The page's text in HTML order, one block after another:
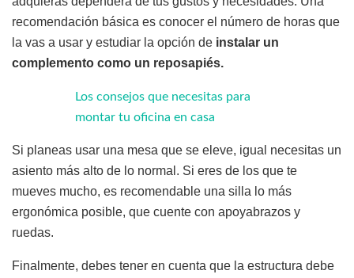
recomendación básica es conocer el número de horas que
la vas a usar y estudiar la opción de instalar un
complemento como un reposapiés.
Los consejos que necesitas para
montar tu oficina en casa
Si planeas usar una mesa que se eleve, igual necesitas un
asiento más alto de lo normal. Si eres de los que te
mueves mucho, es recomendable una silla lo más
ergonómica posible, que cuente con apoyabrazos y
ruedas.
Finalmente, debes tener en cuenta que la estructura debe